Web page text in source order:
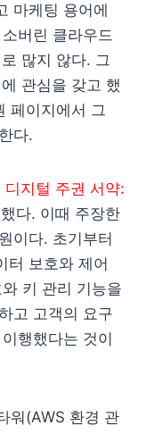
마케팅 용어에
버린 클라우드
많지 않다. 그
관심을 갖고 했
페이지에서 그
다.
디지털 주권 서약:
다. 이때 주장한
이다. 초기부터
터 보호와 제어
키 관리 기능을
고 고객의 요구
행했다는 것이
워(AWS 환경 관